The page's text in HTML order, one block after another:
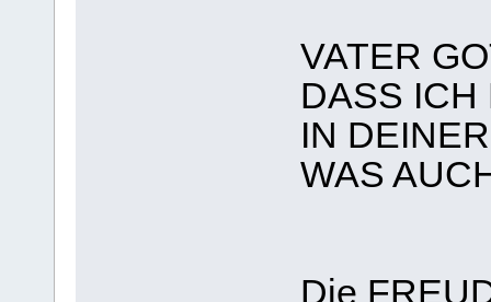
VATER
DASS ICH
IN
WAS
Die